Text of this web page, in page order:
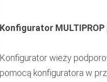
Konfigurator
Konfigurator wieży
pomocą konfiguratora w